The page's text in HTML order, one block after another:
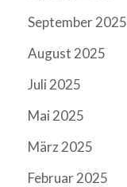
September 2025
August 2025
Juli 2025
Mai 2025
März 2025
Februar 2025